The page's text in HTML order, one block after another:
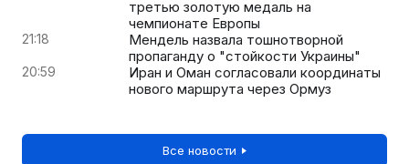
третью золотую медаль на
чемпионате Европы
21:18
Мендель назвала тошнотворной
пропаганду о "стойкости Украины"
20:59
Иран и Оман согласовали координаты
нового маршрута через Ормуз
Все новости